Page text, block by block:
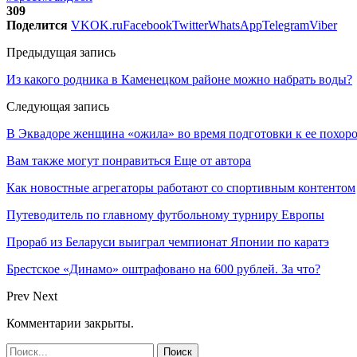
309
Поделится VKOK.ruFacebookTwitterWhatsAppTelegramViber
Предыдущая запись
Из какого родника в Каменецком районе можно набрать воды?
Следующая запись
В Эквадоре женщина «ожила» во время подготовки к ее
Вам также могут понравиться Еще от автора
Как новостные агрегаторы работают со спортивным контентом
Путеводитель по главному футбольному турниру Европы
Прораб из Беларуси выиграл чемпионат Японии по каратэ
Брестское «Динамо» оштрафовано на 600 рублей. За что?
Prev Next
Комментарии закрыты.